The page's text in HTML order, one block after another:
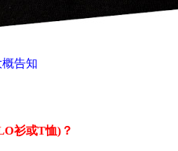
告知
衫或T恤)？